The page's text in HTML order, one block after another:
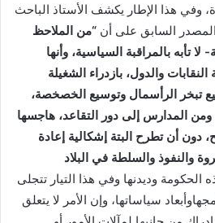
وفي هذا الإطار يكشف الأستاذ الباحث
السابق على أن “من الملاحظ
لا تأبه بالمراقبة السياسية، وأنها
والدول، بازدراء الشغيلة
تبخر الرأسمال وتوسيع الخصخصة،
المدارس إلى دور التقاعد، هاجسها
دون أن تطرح البتة إشكالية إعادة
والنفوذ والسلطة في البلاد
الحكومة وديدنها وفي هذا التيار تتجلى
سياساتها، وإن الأمر لا يتعلق